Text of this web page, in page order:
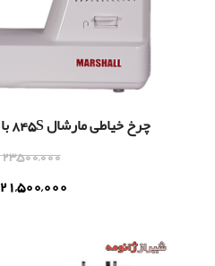
چرخ خياطی مارشال 845S با سوزن نخ کن اتوماتیک
23,500,000
21,500,000